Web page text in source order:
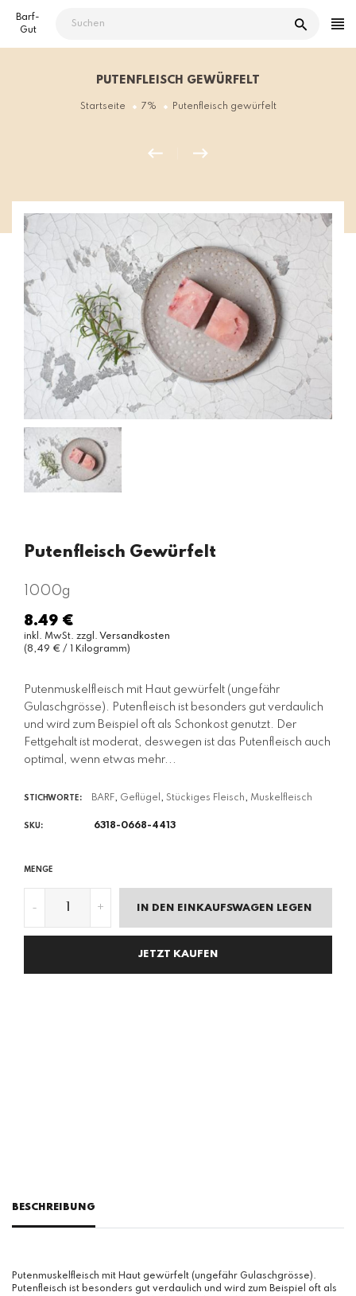
zum
Inhalt
Barf-
Gut
PUTENFLEISCH GEWÜRFELT
Startseite 7% Putenfleisch gewürfelt
Putenfleisch Gewürfelt
1000g
Normaler
Preis
8.49 €
inkl. MwSt. zzgl. Versandkosten
(8,49 € / 1 Kilogramm)
Putenmuskelfleisch mit Haut gewürfelt (ungefähr
Gulaschgrösse). Putenfleisch ist besonders gut verdaulich
und wird zum Beispiel oft als Schonkost genutzt. Der
Fettgehalt ist moderat, deswegen ist das Putenfleisch auch
optimal, wenn etwas mehr...
STICHWORTE: BARF, Geflügel , Stückiges Fleisch, Muskelfleisch
SKU: 6318-0668-4413
MENGE
- + IN DEN EINKAUFSWAGEN LEGEN
JETZT KAUFEN
BESCHREIBUNG
Putenmuskelfleisch mit Haut gewürfelt (ungefähr Gulaschgrösse).
Putenfleisch ist besonders gut verdaulich und wird zum Beispiel oft als